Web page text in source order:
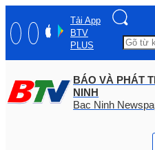
Tải App
BTV
PLUS
BÁO VÀ PHÁT
NINH
Bac Ninh